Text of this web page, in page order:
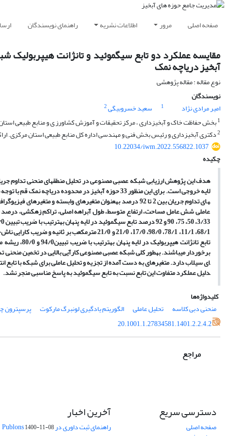
صفحه اصلی مرور اطلاعات نشریه راهنمای نویسندگان
مقایسه عملکرد دو تابع سیگموئید و تانژانت
آبخیز دریاچه نمک
نوع مقاله : مقاله پژوهشی
نویسندگان
امیر مرادی نژاد
1 سعید خسروبیگی2
1بخش حفاظت خاک و آبخیزداری ، مرکز تحقیقات و آموزش کشاورز ی و منابع طبیعی استان
2دکتری آبخیزداری و رئیس بخش فنی و مهندسی اداره کل منابع طبیعی استان مرکزی.
10.22034/iwm.2022.556822.1037
چکیده
هدف این پژوهش ارزیابی شبکه عصبی مصنوعی در تحلیل منطقه­ا­ی منحنی تداوم جریان
های تداوم جریان بین 2 تا 92 درصد به­عنوان متغیرهای وابسته
دلیل عملکرد متفاوت این تابع نسبت به تابع سیگموئید به پاسخ مناسبی منجر نشد.
کلیدواژه‌ها
منحنی دبی کلاسه
تحلیل عاملی الگوریتم یادگیری لونبرگ مارکوت پرسپترون
20.1001.1.27834581.1401.2.2.4.2
مراجع
دسترسی سریع
صفحه اصلی
آخرین اخبار
راهنمای ثبت داوری در Publons1400-11-08